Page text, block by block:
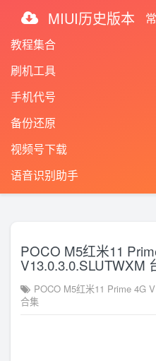
MIUI历史版本
教程集合
刷机工具
手机代号
备份还原
视频号下载
语音识别助手
POCO M5红米11
V13.0.3.0.SLUTWXM
POCO M5红米11 Prime 4G
合集